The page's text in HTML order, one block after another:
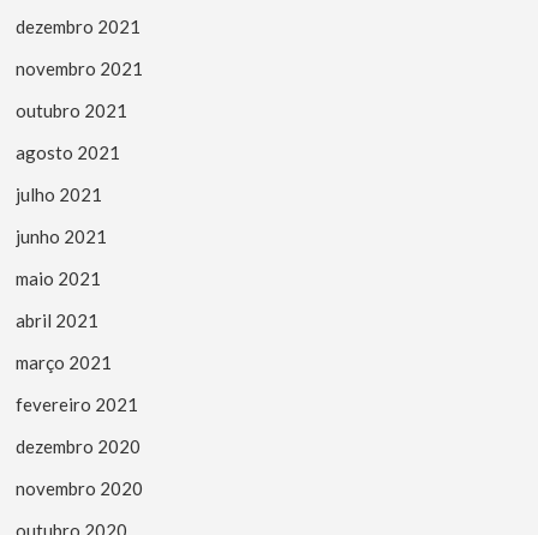
dezembro 2021
novembro 2021
outubro 2021
agosto 2021
julho 2021
junho 2021
maio 2021
abril 2021
março 2021
fevereiro 2021
dezembro 2020
novembro 2020
outubro 2020